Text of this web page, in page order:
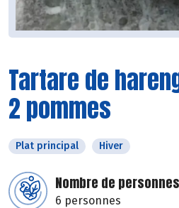
Tartare de
2 pommes
Plat principal Hiver
Nombre de personnes
6 personnes